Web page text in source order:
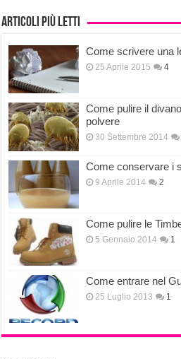
Articoli più letti
Come scrivere una
25 Aprile 2015 4
Come pulire il
polvere
30 Settembre 2014
Come conservare i
9 Aprile 2014 2
Come pulire le
5 Gennaio 2014 1
Come entrare nel
25 Luglio 2013 1